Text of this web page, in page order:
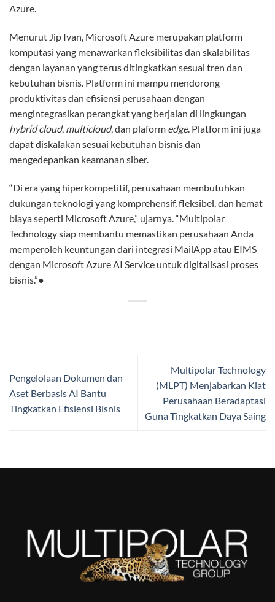
Azure.
Menurut Jip Ivan, Microsoft Azure merupakan platform
komputasi yang menawarkan fleksibilitas dan skalabilitas
dengan layanan yang terus ditingkatkan sesuai tren dan
kebutuhan bisnis. Platform ini mampu mendorong
produktivitas dan efisiensi perusahaan dengan
mengintegrasikan perangkat yang berjalan di lingkungan
hybrid cloud, multicloud, dan plaform edge. Platform ini juga
dapat diskalakan sesuai kebutuhan bisnis dan
mengedepankan keamanan siber.
“Di era yang hiperkompetitif, perusahaan membutuhkan
dukungan teknologi yang komprehensif, fleksibel, dan hemat
biaya seperti Microsoft Azure,” ujarnya. “Multipolar
Technology siap membantu memastikan perusahaan Anda
memperoleh keuntungan dari integrasi MailApp atau EIMS
dengan Microsoft Azure AI Service untuk digitalisasi proses
bisnis.”●
Pengelolaan Dokumen dan
Aset Berbasis AI Bantu
Tingkatkan Efisiensi Bisnis
Multipolar Technology
(MLPT) Menjabarkan Kiat
Perusahaan Beradaptasi
Guna Tingkatkan Daya Saing